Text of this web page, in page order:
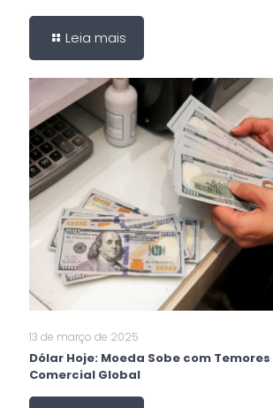
Leia mais
13 de março de 2025
Dólar Hoje: Moeda Sobe com
Comercial Global